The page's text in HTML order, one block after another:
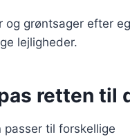
grøntsager efter
lejligheder.
retten til
passer til forskellige